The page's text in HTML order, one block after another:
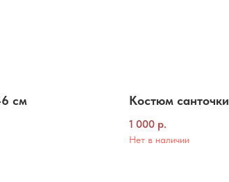
см Костюм санточки
1 000 р.
Нет в наличии